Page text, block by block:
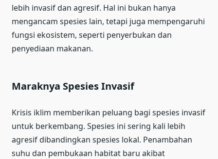
lebih invasif dan agresif. Hal ini bukan hanya
mengancam spesies lain, tetapi juga mempengaruhi
fungsi ekosistem, seperti penyerbukan dan
penyediaan makanan.
Maraknya Spesies Invasif
Krisis iklim memberikan peluang bagi spesies invasif
untuk berkembang. Spesies ini sering kali lebih
agresif dibandingkan spesies lokal. Penambahan
suhu dan pembukaan habitat baru akibat